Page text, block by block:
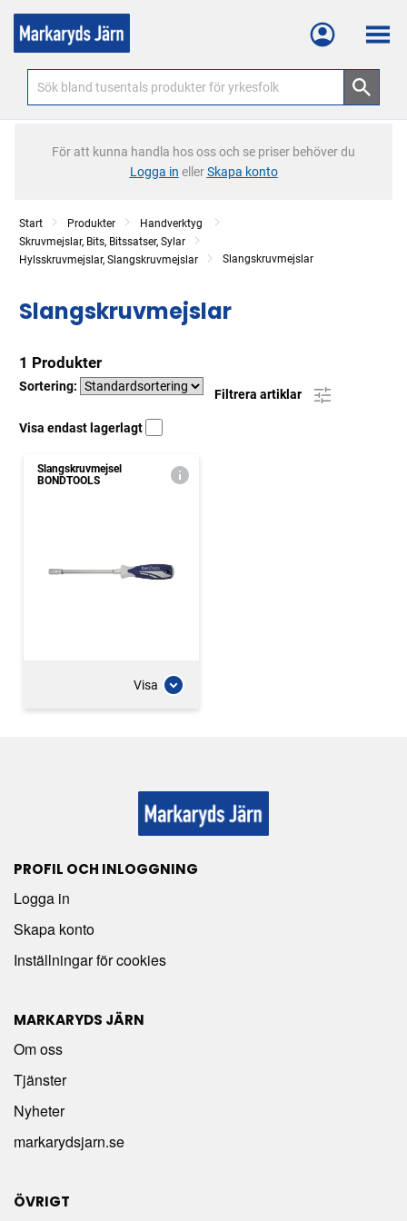
Meny
För att kunna handla hos oss och se priser behöver du
Logga in ellerSkapa konto
Start Produkter
Handverktyg
Skruvmejslar, Bits, Bitssatser, Sylar
Hylsskruvmejslar, Slangskruvmejslar
Slangskruvmejslar
Slangskruvmejslar
1 Produkter
Sortering:
Filtrera artiklar
Visa endast lagerlagt
Slangskruvmejsel
BONDTOOLS
Visa
PROFIL OCH INLOGGNING
Logga in
Skapa konto
Inställningar för cookies
MARKARYDS JÄRN
Om oss
Tjänster
Nyheter
markarydsjarn.se
ÖVRIGT